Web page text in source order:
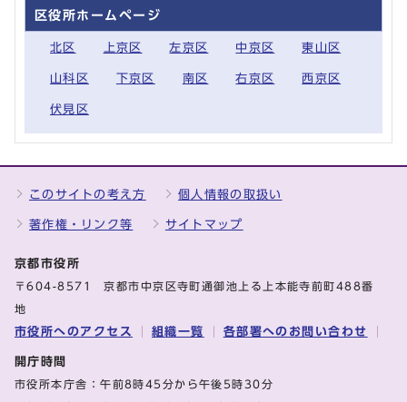
区役所ホームページ
北区 上京区 左京区 中京区 東山区
山科区 下京区 南区 右京区 西京区
伏見区
このサイトの考え方 個人情報の取扱い
著作権・リンク等 サイトマップ
京都市役所
〒604-8571 京都市中京区寺町通御池上る上本能寺前町488番
地
市役所へのアクセス 組織一覧 各部署へのお問い合わせ
開庁時間
市役所本庁舎：午前8時45分から午後5時30分